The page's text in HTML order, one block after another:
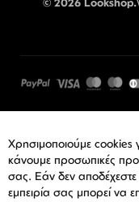
Χρησιμοποιούμε cookies
κάνουμε προσωπικές
σας. Εάν δεν
εμπειρία σας μπορεί να